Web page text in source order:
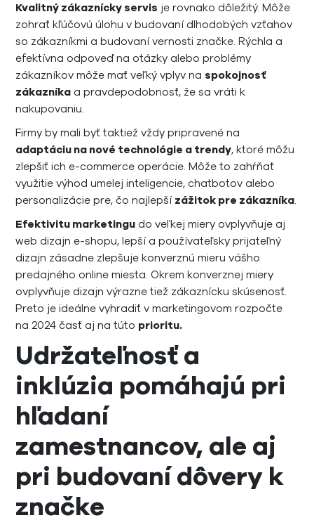
Kvalitný zákaznícky servis je rovnako dôležitý. Môže
zohrať kľúčovú úlohu v budovaní dlhodobých vzťahov
so zákazníkmi a budovaní vernosti značke. Rýchla a
efektívna odpoveď na otázky alebo problémy
zákazníkov môže mať veľký vplyv na spokojnosť
zákazníka a pravdepodobnosť, že sa vráti k
nakupovaniu.
Firmy by mali byť taktiež vždy pripravené na
adaptáciu na nové technológie a trendy, ktoré môžu
zlepšiť ich e-commerce operácie. Môže to zahŕňať
využitie výhod umelej inteligencie, chatbotov alebo
personalizácie pre, čo najlepší zážitok pre zákazníka.
Efektivitu marketingu do veľkej miery ovplyvňuje aj
web dizajn e-shopu, lepší a používateľsky prijateľný
dizajn zásadne zlepšuje konverznú mieru vášho
predajného online miesta. Okrem konverznej miery
ovplyvňuje dizajn výrazne tiež zákaznícku skúsenosť.
Preto je ideálne vyhradiť v marketingovom rozpočte
na 2024 časť aj na túto prioritu.
Udržateľnosť a
inklúzia pomáhajú pri
hľadaní
zamestnancov, ale aj
pri budovaní dôvery k
značke